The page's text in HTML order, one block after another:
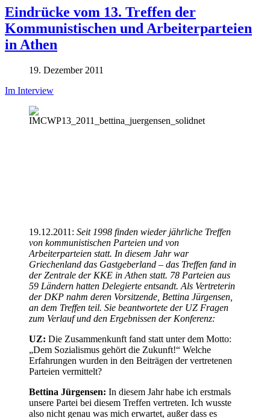
Eindrücke vom 13. Treffen der
Kommunistischen und Arbeiterparteien
in Athen
19. Dezember 2011
Im Interview
19.12.2011: Seit 1998 finden wieder jährliche Treffen
von kommunistischen Parteien und von
Arbeiterparteien statt. In diesem Jahr war
Griechenland das Gastgeberland – das Treffen fand in
der Zentrale der KKE in Athen statt. 78 Parteien aus
59 Ländern hatten Delegierte entsandt. Als Vertreterin
der DKP nahm deren Vorsitzende, Bettina Jürgensen,
an dem Treffen teil. Sie beantwortete der UZ Fragen
zum Verlauf und den Ergebnissen der Konferenz:
UZ: Die Zusammenkunft fand statt unter dem Motto:
„Dem Sozialismus gehört die Zukunft!“ Welche
Erfahrungen wurden in den Beiträgen der vertretenen
Parteien vermittelt?
Bettina Jürgensen: In diesem Jahr habe ich erstmals
unsere Partei bei diesem Treffen vertreten. Ich wusste
also nicht genau was mich erwartet, außer dass es